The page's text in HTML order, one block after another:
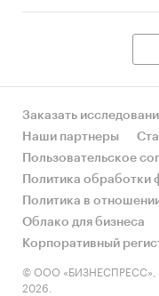
Заказать
Наши партнеры
Пользовательское
Политика обработки
Политика в
Облако для бизнеса
Корпоративный
© ООО «БИЗНЕСПРЕСС»,
2026.